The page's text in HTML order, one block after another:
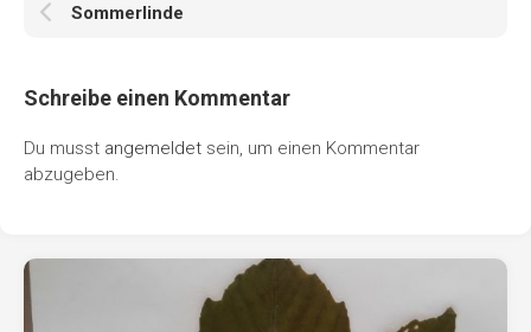
Sommerlinde
Schreibe einen Kommentar
Du musst angemeldet sein, um einen Kommentar
abzugeben.